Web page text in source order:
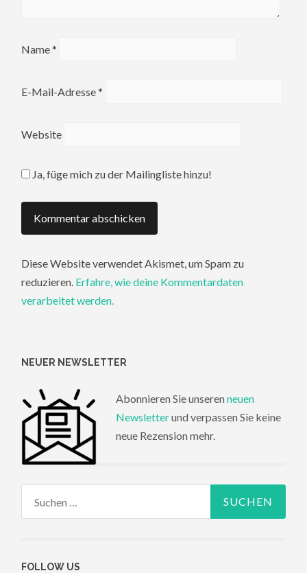
Name*
E-Mail-Adresse*
Website
Ja, füge mich zu der Mailingliste hinzu!
Diese Website verwendet Akismet, um Spam zu
reduzieren. Erfahre, wie deine Kommentardaten
verarbeitet werden.
NEUER NEWSLETTER
Abonnieren Sie unseren neuen
Newsletterund verpassen Sie keine
neue Rezension mehr.
FOLLOW US